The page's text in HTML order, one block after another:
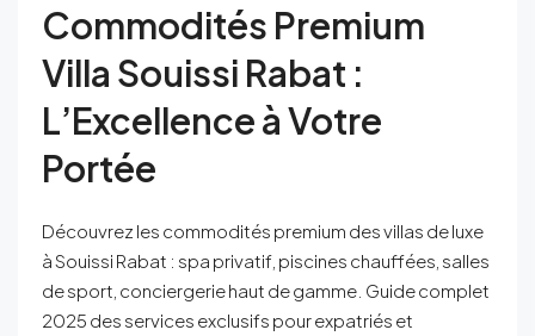
Commodités Premium
Villa Souissi Rabat :
L’Excellence à Votre
Portée
Découvrez les commodités premium des villas de luxe
à Souissi Rabat : spa privatif, piscines chauffées, salles
de sport, conciergerie haut de gamme. Guide complet
2025 des services exclusifs pour expatriés et